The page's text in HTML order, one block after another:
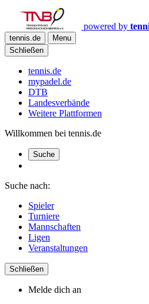
powered by
tennis.de
Menu
Schließen
tennis.de
mypadel.de
DTB
Landesverbände
Weitere Plattformen
Willkommen bei tennis.de
Suche
Suche nach:
Spieler
Turniere
Mannschaften
Ligen
Veranstaltungen
Schließen
Melde dich an